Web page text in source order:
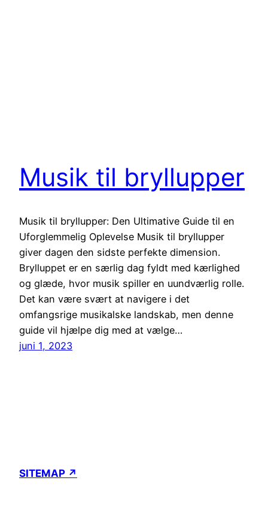
Musik til bryllupper
Musik til bryllupper: Den Ultimative Guide til en
Uforglemmelig Oplevelse Musik til bryllupper
giver dagen den sidste perfekte dimension.
Brylluppet er en særlig dag fyldt med kærlighed
og glæde, hvor musik spiller en uundværlig rolle.
Det kan være svært at navigere i det
omfangsrige musikalske landskab, men denne
guide vil hjælpe dig med at vælge…
juni 1, 2023
SITEMAP ↗